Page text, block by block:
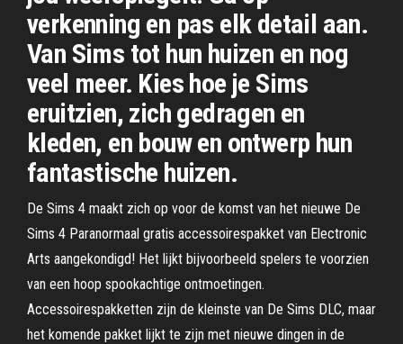
verkenning en pas elk detail aan.
Van Sims tot hun huizen en nog
veel meer. Kies hoe je Sims
eruitzien, zich gedragen en
kleden, en bouw en ontwerp hun
fantastische huizen.
De Sims 4 maakt zich op voor de komst van het nieuwe De
Sims 4 Paranormaal gratis accessoirespakket van Electronic
Arts aangekondigd! Het lijkt bijvoorbeeld spelers te voorzien
van een hoop spookachtige ontmoetingen.
Accessoirespakketten zijn de kleinste van De Sims DLC, maar
het komende pakket lijkt te zijn met nieuwe dingen in de